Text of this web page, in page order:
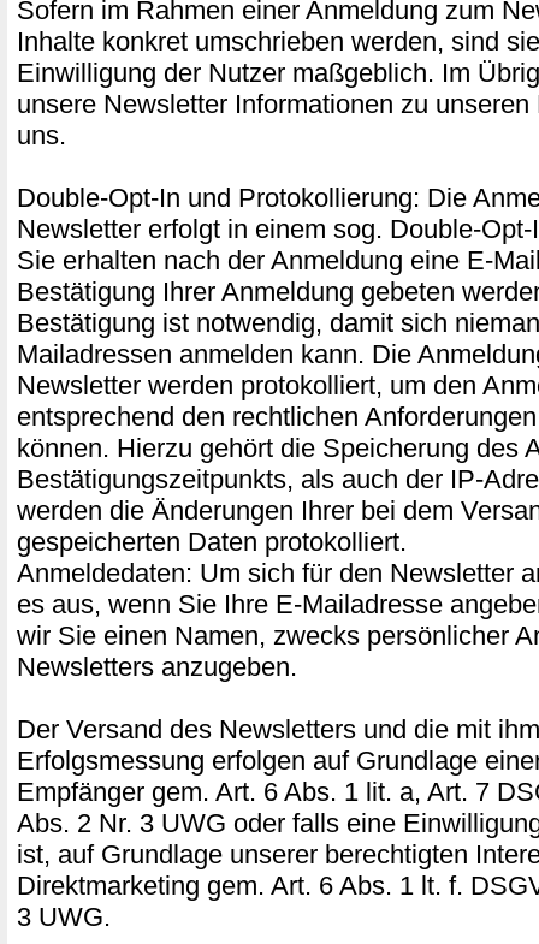
Sofern im Rahmen einer Anmeldung zum
Inhalte konkret umschrieben werden, sind
Einwilligung der Nutzer maßgeblich. Im
unsere Newsletter Informationen zu
uns.
Double-Opt-In und Protokollierung: Die
Newsletter erfolgt in einem sog. Double-
Sie erhalten nach der Anmeldung eine E-
Bestätigung Ihrer Anmeldung gebeten
Bestätigung ist notwendig, damit sich
Mailadressen anmelden kann. Die
Newsletter werden protokolliert, um den
entsprechend den rechtlichen
können. Hierzu gehört die Speicherung des
Bestätigungszeitpunkts, als auch der IP-
werden die Änderungen Ihrer bei dem
gespeicherten Daten protokolliert.
Anmeldedaten: Um sich für den Newsletter
es aus, wenn Sie Ihre E-Mailadresse
wir Sie einen Namen, zwecks persönlicher
Newsletters anzugeben.
Der Versand des Newsletters und die mit
Erfolgsmessung erfolgen auf Grundlage
Empfänger gem. Art. 6 Abs. 1 lit. a, Art. 7
Abs. 2 Nr. 3 UWG oder falls eine
ist, auf Grundlage unserer berechtigten
Direktmarketing gem. Art. 6 Abs. 1 lt. f.
3 UWG.